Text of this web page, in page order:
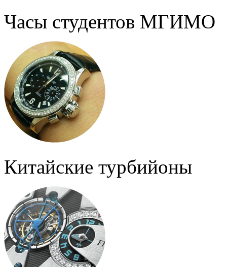
Часы студентов МГИМО
Китайские турбийоны